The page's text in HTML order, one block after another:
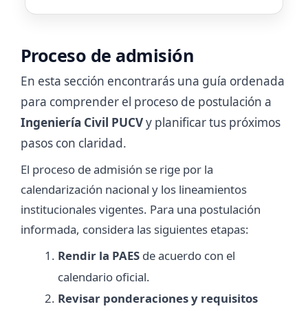
Proceso de admisión
En esta sección encontrarás una guía ordenada
para comprender el proceso de postulación a
Ingeniería Civil PUCVy planificar tus próximos
pasos con claridad.
El proceso de admisión se rige por la
calendarización nacional y los lineamientos
institucionales vigentes. Para una postulación
informada, considera las siguientes etapas:
Rendir la PAES de acuerdo con el
calendario oficial.
Revisar ponderaciones y requisitos